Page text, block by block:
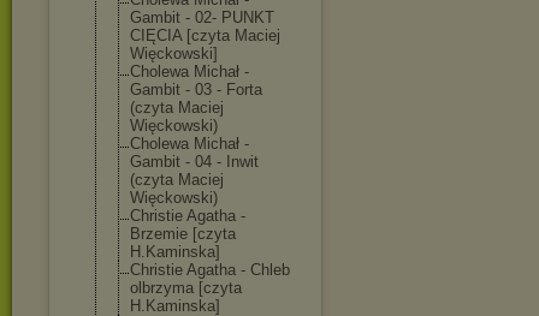
Gambit - 02- PUNKT
CIĘCIA [czyta Maciej
Więckowski]
Cholewa Michał -
Gambit - 03 - Forta
(czyta Maciej
Więckowski)
Cholewa Michał -
Gambit - 04 - Inwit
(czyta Maciej
Więckowski)
Christie Agatha -
Brzemie [czyta
H.Kaminska]
Christie Agatha - Chleb
olbrzyma [czyta
H.Kaminska]